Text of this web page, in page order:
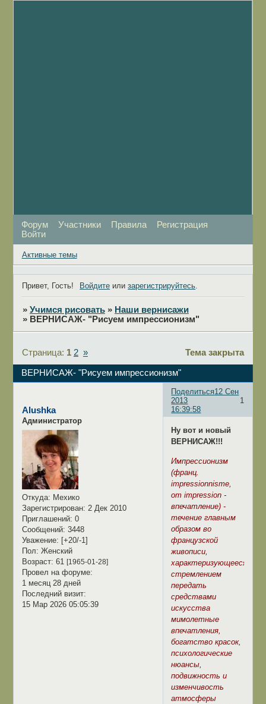
Форум Участники Правила
Регистрация
Войти
Активные темы
Привет, Гость! Войдите илизарегистрируйтесь
» Учимся рисовать » Наши вернисажи
» ВЕРНИСАЖ- "Рисуем импрессионизм"
ВЕРНИСАЖ- "Рисуем импрессионизм"
Страница: 1 2 » Тема закрыта
Поделиться
1
12 Сен
2013
16:39:58
Alushka
Администратор
Откуда: Мехико
Зарегистрирован: 2 Дек 2010
Приглашений: 0
Сообщений: 3448
Уважение: [+20/-1]
Пол: Женский
Возраст: 61 [1965-01-28]
Провел на форуме:
1 месяц 28 дней
Последний визит:
15 Мар 2026 05:05:39
Ну вот и новый
ВЕРНИСАЖ!!!
Импрессионизм
(франц.
impressionnisme,
от impression -
впечатление) -
течение главным
образом во
французской
живописи,
характеризующееся
стремлением
передать
средствами
искусства
мимолетные
впечатления,
богатство красок,
психологические
нюансы,
подвижность и
изменчивость
атмосферы